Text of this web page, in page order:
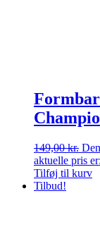
149,00kr.
aktuelle pris
Tilføj til kurv
Tilbud!